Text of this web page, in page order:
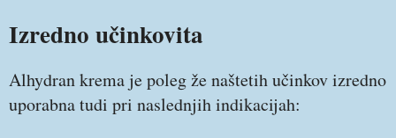
Izredno učinkovita
Alhydran krema je poleg že naštetih učinkov izredno
uporabna tudi pri naslednjih indikacijah: